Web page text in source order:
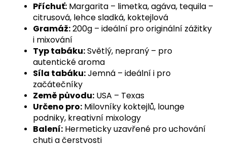
Příchuť: Margarita – limetka, agáva, tequila –
citrusová, lehce sladká, koktejlová
Gramáž:200g – ideální pro originální zážitky
i mixování
Typ tabáku:Světlý, nepraný – pro
autentické aroma
Síla tabáku:Jemná – ideální i pro
začátečníky
Země původu: USA – Texas
Určeno pro: Milovníky koktejlů, lounge
podniky, kreativní mixology
Balení: Hermeticky uzavřené pro uchování
chuti a čerstvosti